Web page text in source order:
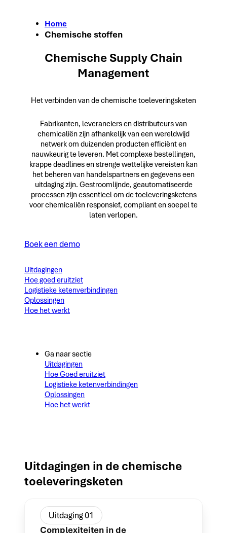
Home
Chemische stoffen
Chemische Supply Chain
Management
Het verbinden van de chemische toeleveringsketen
Fabrikanten, leveranciers en distributeurs van
chemicaliën zijn afhankelijk van een wereldwijd
netwerk om duizenden producten efficiënt en
nauwkeurig te leveren. Met complexe bestellingen,
krappe deadlines en strenge wettelijke vereisten kan
het beheren van handelspartners en gegevens een
uitdaging zijn. Gestroomlijnde, geautomatiseerde
processen zijn essentieel om de toeleveringsketens
voor chemicaliën responsief, compliant en soepel te
laten verlopen.
Boek een demo
Uitdagingen
Hoe goed eruitziet
Logistieke ketenverbindingen
Oplossingen
Hoe het werkt
Ga naar sectie
Uitdagingen
Hoe Goed eruitziet
Logistieke ketenverbindingen
Oplossingen
Hoe het werkt
Uitdagingen in de chemische
toeleveringsketen
Uitdaging 01
Complexiteiten in de